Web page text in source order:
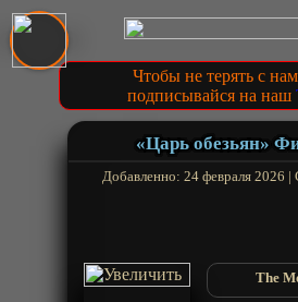
Чтобы не терять с
подписывайся на наш
«Царь обезьян»
Добавленно: 24 февраля 2026 |
The